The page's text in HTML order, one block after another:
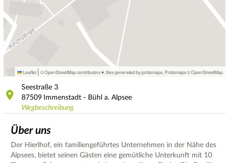
Leaflet | © OpenStreetMap contributors ♥, tiles generated by protomaps Protomaps©OpenStreetMap
Seestraße 3
87509 Immenstadt - Bühl a. Alpsee
Wegbeschreibung
Über uns
Der Hierlhof, ein familiengeführtes Unternehmen in der Nähe des
Alpsees, bietet seinen Gästen eine gemütliche Unterkunft mit 10